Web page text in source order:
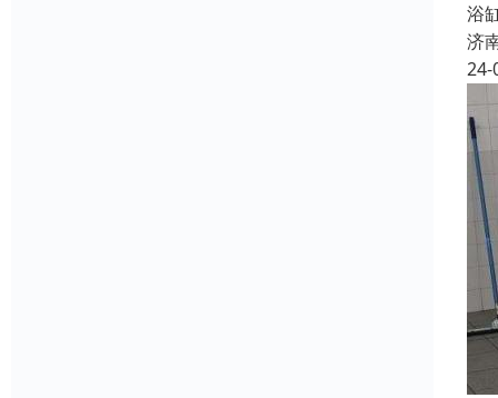
浴
济
24-